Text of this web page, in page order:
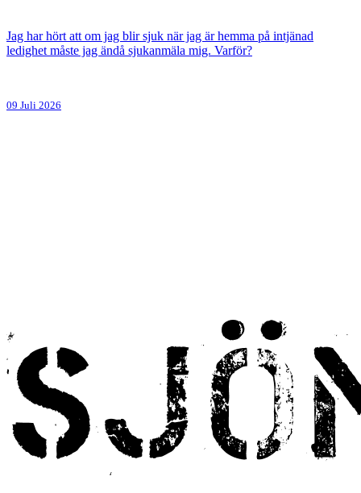
Jag har hört att om jag blir sjuk när jag är hemma på intjänad
ledighet måste jag ändå sjukanmäla mig. Varför?
09 Juli 2026